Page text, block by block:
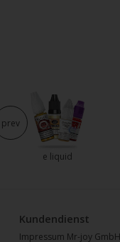
e liquid
prev
Kundendienst
Impressum Mr-joy GmbH